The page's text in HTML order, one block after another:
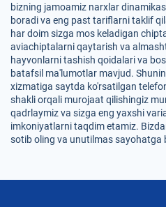
bizning jamoamiz narxlar
boradi va eng past tariflarni taklif
har doim sizga mos keladigan
aviachiptalarni qaytarish va
hayvonlarni tashish qoidalari va
batafsil ma'lumotlar mavjud.
xizmatiga saytda ko'rsatilgan
shakli orqali murojaat qilishingiz
qadrlaymiz va sizga eng yaxshi
imkoniyatlarni taqdim etamiz.
sotib oling va unutilmas sayohatga